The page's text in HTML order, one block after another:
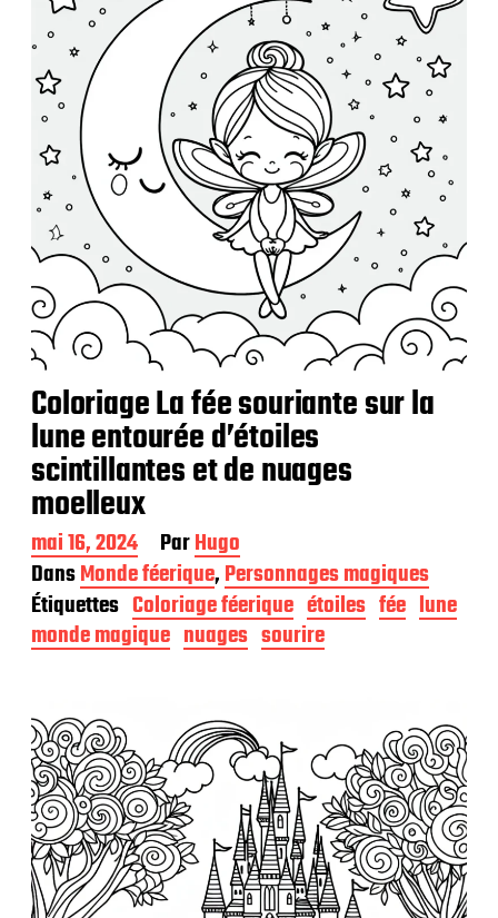
Coloriage La fée souriante sur la
lune entourée d’étoiles
scintillantes et de nuages
moelleux
D
a
t
e
d
e
b
l
i
c
a
t
i
o
n
mai 16, 2024 ParHugo
DansMonde féerique,Personnages magiques
Étiquettes Coloriage féerique étoiles fée lune
monde magique nuages sourire